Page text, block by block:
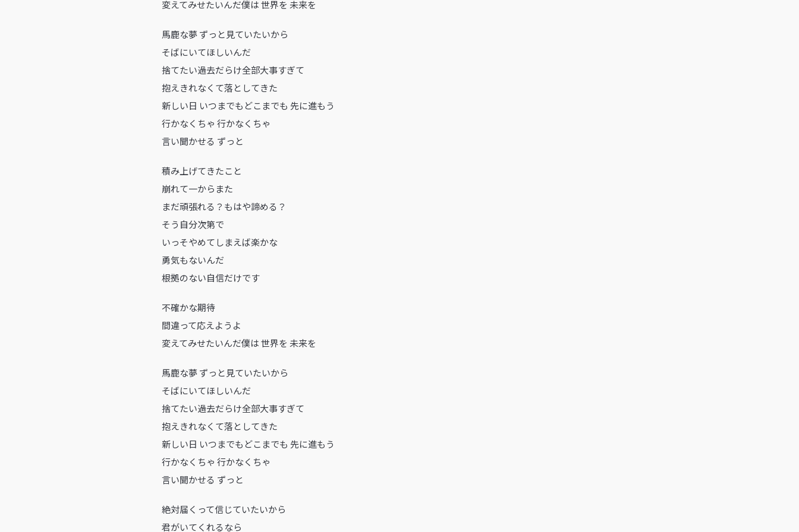
変えてみせたいんだ僕は 世界を 未来を
馬鹿な夢 ずっと見ていたいから
そばにいてほしいんだ
捨てたい過去だらけ全部大事すぎて
抱えきれなくて落としてきた
新しい日 いつまでもどこまでも 先に進もう
行かなくちゃ 行かなくちゃ
言い聞かせる ずっと
積み上げてきたこと
崩れて一からまた
まだ頑張れる？もはや諦める？
そう自分次第で
いっそやめてしまえば楽かな
勇気もないんだ
根拠のない自信だけです
不確かな期待
間違って応えようよ
変えてみせたいんだ僕は 世界を 未来を
馬鹿な夢 ずっと見ていたいから
そばにいてほしいんだ
捨てたい過去だらけ全部大事すぎて
抱えきれなくて落としてきた
新しい日 いつまでもどこまでも 先に進もう
行かなくちゃ 行かなくちゃ
言い聞かせる ずっと
絶対届くって信じていたいから
君がいてくれるなら